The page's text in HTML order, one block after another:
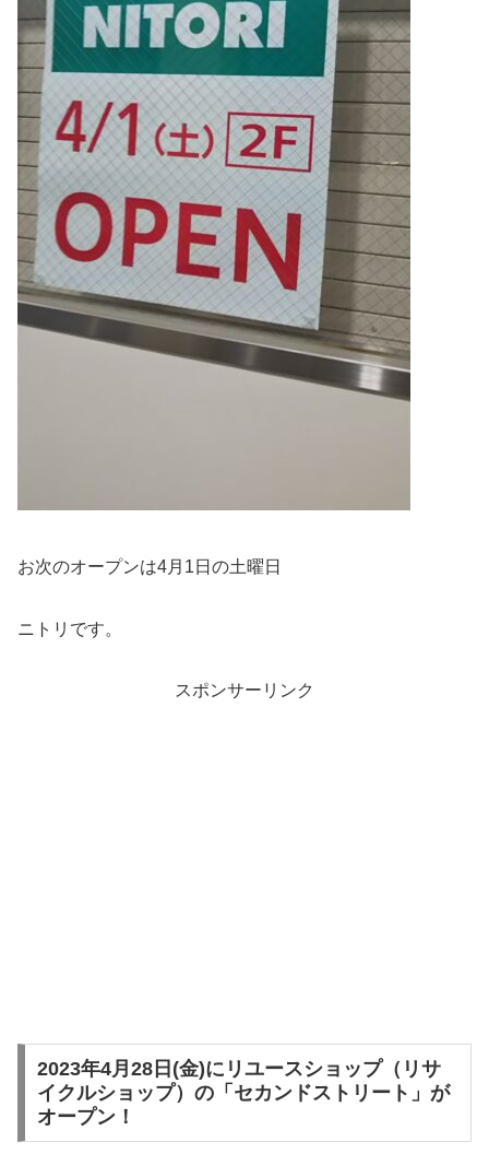
お次のオープンは4月1日の土曜日
ニトリです。
スポンサーリンク
2023年4月28日(金)にリユースショップ（リサ
イクルショップ）の「セカンドストリート」が
オープン！